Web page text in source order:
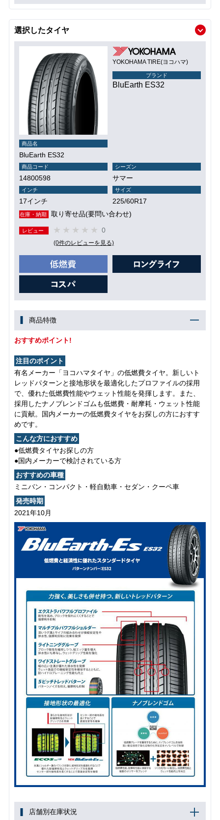
選択したタイヤ
YOKOHAMA TIRE(ヨコハマ)
ブランド
BluEarth ES32
商品名
BluEarth ES32
商品コード
14800598
シーズン
サマー
インチ
17インチ
サイズ
225/60R17
在庫・納期 取り寄せ品(要問い合わせ)
レビュー 0
(0件のレビューを見る)
商品特徴
おすすめポイント!
注目のポイント
有名メーカー「ヨコハマタイヤ」の低燃費タイヤ。新しいト
レッドパターンと接地形状を最適化したプロファイルの採用
で、優れた低燃費性能やウェット性能を発揮します。また、
採用したナノブレンドゴムも低燃費・耐摩耗・ウェット性能
に貢献。国内メーカーの低燃費タイヤをお探しの方におすす
めです。
こんな方におすすめ
●低燃費タイヤお探しの方
●国内メーカーで検討されている方
おすすめの車種
ミニバン・コンパクト・軽自動車・セダン・クーペ車
発売時期
2021年10月
店舗別在庫状況